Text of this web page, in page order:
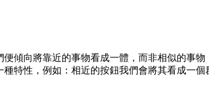
傾向將靠近的事物看成一體，而非相似的事
特性，例如：相近的按鈕我們會將其看成一個